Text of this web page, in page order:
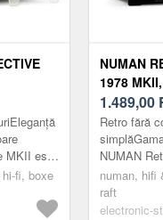
MKII este
cu
fi, boxe
NUMAN
1978
NEGRU,
CULOARE
1.489,00
Retro fără
NUMAN
un tribut
accent pe
numan, hifi
raft
electronic-